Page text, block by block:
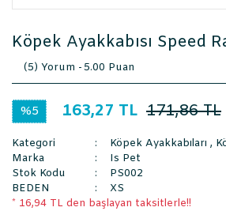
Köpek Ayakkabısı Speed
(5) Yorum -5.00 Puan
%5 163,27 TL 171,86 TL
Kategori Köpek Ayakkabıları ,
Marka
Is Pet
Stok Kodu
PS002
BEDEN
XS
* 16,94 TL den başlayan taksitlerle!!